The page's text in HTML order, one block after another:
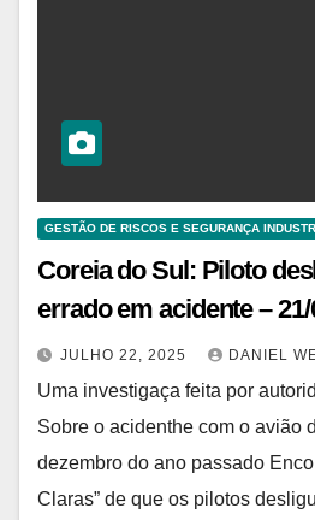
GESTÃO DE RISCOS E SEGURANÇA
Coreia do Sul: Piloto
errado em acidente –
JULHO 22, 2025 DANIEL
Uma investigaça feita por
Sobre o acidenthe com o avião
dezembro do ano passado
Claras” de que os pilotos